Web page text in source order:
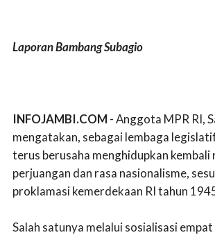
Laporan Bambang Subagio
INFOJAMBI.COM- Anggota MPR RI,
mengatakan, sebagai lembaga
terus berusaha menghidupkan kembali
perjuangan dan rasa nasionalisme,
proklamasi kemerdekaan RI tahun
Salah satunya melalui sosialisasi